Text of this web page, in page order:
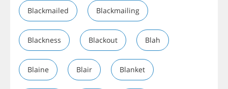
Blackmailed Blackmailing
Blackness Blackout Blah
Blaine Blair Blanket